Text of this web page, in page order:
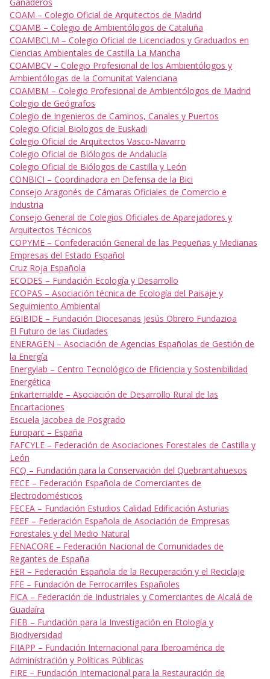
COAM – Colegio Oficial de Arquitectos de Madrid
COAMB – Colegio de Ambientólogos de Cataluña
COAMBCLM – Colegio Oficial de Licenciados y Graduados en
Ciencias Ambientales de Castilla La Mancha
COAMBCV – Colegio Profesional de los Ambientólogos y
Ambientólogas de la Comunitat Valenciana
COAMBM – Colegio Profesional de Ambientólogos de Madrid
Colegio de Geógrafos
Colegio de Ingenieros de Caminos, Canales y Puertos
Colegio Oficial Biologos de Euskadi
Colegio Oficial de Arquitectos Vasco-Navarro
Colegio Oficial de Biólogos de Andalucía
Colegio Oficial de Biólogos de Castilla y León
CONBICI – Coordinadora en Defensa de la Bici
Consejo Aragonés de Cámaras Oficiales de Comercio e
Industria
Consejo General de Colegios Oficiales de Aparejadores y
Arquitectos Técnicos
COPYME – Confederación General de las Pequeñas y Medianas
Empresas del Estado Español
Cruz Roja Española
ECODES – Fundación Ecología y Desarrollo
ECOPAS – Asociación técnica de Ecología del Paisaje y
Seguimiento Ambiental
EGIBIDE – Fundación Diocesanas Jesús Obrero Fundazioa
El Futuro de las Ciudades
ENERAGEN – Asociación de Agencias Españolas de Gestión de
la Energía
Energylab – Centro Tecnológico de Eficiencia y Sostenibilidad
Energética
Enkarterrialde – Asociación de Desarrollo Rural de las
Encartaciones
Escuela Jacobea de Posgrado
Europarc – España
FAFCYLE – Federación de Asociaciones Forestales de Castilla y
León
FCQ – Fundación para la Conservación del Quebrantahuesos
FECE – Federación Española de Comerciantes de
Electrodomésticos
FECEA – Fundación Estudios Calidad Edificación Asturias
FEEF – Federación Española de Asociación de Empresas
Forestales y del Medio Natural
FENACORE – Federación Nacional de Comunidades de
Regantes de España
FER – Federación Española de la Recuperación y el Reciclaje
FFE – Fundación de Ferrocarriles Españoles
FICA – Federación de Industriales y Comerciantes de Alcalá de
Guadaíra
FIEB – Fundación para la Investigación en Etología y
Biodiversidad
FIIAPP – Fundación Internacional para Iberoamérica de
Administración y Políticas Públicas
FIRE – Fundación Internacional para la Restauración de